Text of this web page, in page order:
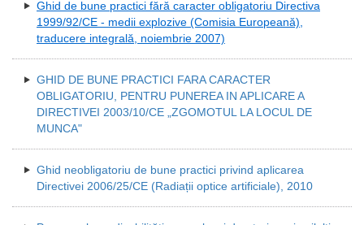
Ghid de bune practici fără caracter obligatoriu Directiva
1999/92/CE - medii explozive (Comisia Europeană),
traducere integrală, noiembrie 2007)
GHID DE BUNE PRACTICI FARA CARACTER
OBLIGATORIU, PENTRU PUNEREA IN APLICARE A
DIRECTIVEI 2003/10/CE „ZGOMOTUL LA LOCUL DE
MUNCA"
Ghid neobligatoriu de bune practici privind aplicarea
Directivei 2006/25/CE (Radiații optice artificiale), 2010